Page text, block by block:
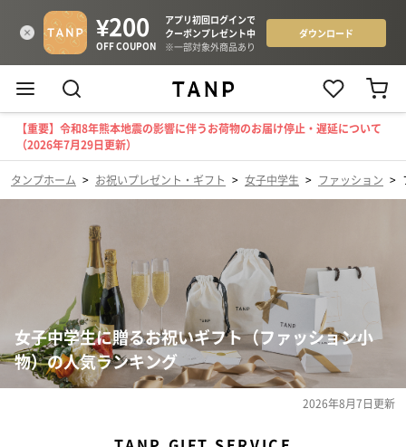
【重要】令和8年熊本地震の影響に伴うお荷物のお届け停止・遅延について
（2026年7月29日更新）
タンプホーム > お祝いプレゼント・ギフト > 女子中学生 > ファッション >
女子中学生に贈るお祝いギフト（ファッション小
物）の人気ランキング
2026年8月7日更新